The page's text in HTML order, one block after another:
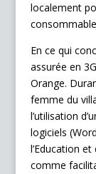
localement
En ce qui
assurée en
Orange.
femme du
l’utilisation
logiciels
l’Education
comme